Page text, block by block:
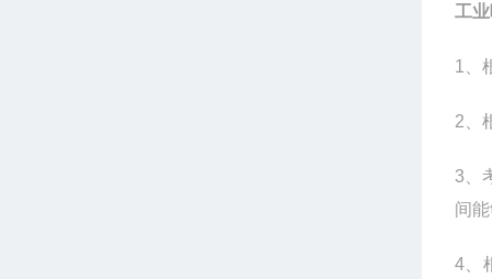
工
1、
2、
3、
间
4、